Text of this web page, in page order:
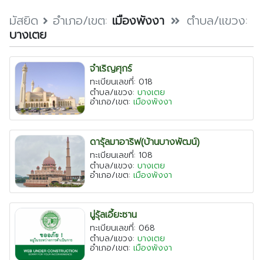
ประจวบคีรีขันธ์
ปัตตานี
พังงา
พัทลุง
ภูเก็ต
ยะลา
ระนอง
สระบุรี
สุราษฎร์ธานี
เชียงใหม่
ระยอง
เพชรบุรี
มัสยิด อำเภอ/เขต: เมืองพังงา
ตำบล/แขวง:
บางเตย
จำเริญศุกร์
ทะเบียนเลขที่: 018
ตำบล/แขวง: บางเตย
อำเภอ/เขต: เมืองพังงา
ดารุ้ลมาอาริฟ(บ้านบางพัฒน์)
ทะเบียนเลขที่: 108
ตำบล/แขวง: บางเตย
อำเภอ/เขต: เมืองพังงา
นู่รุ้ลเอี้ยะซาน
ทะเบียนเลขที่: 068
ตำบล/แขวง: บางเตย
อำเภอ/เขต: เมืองพังงา